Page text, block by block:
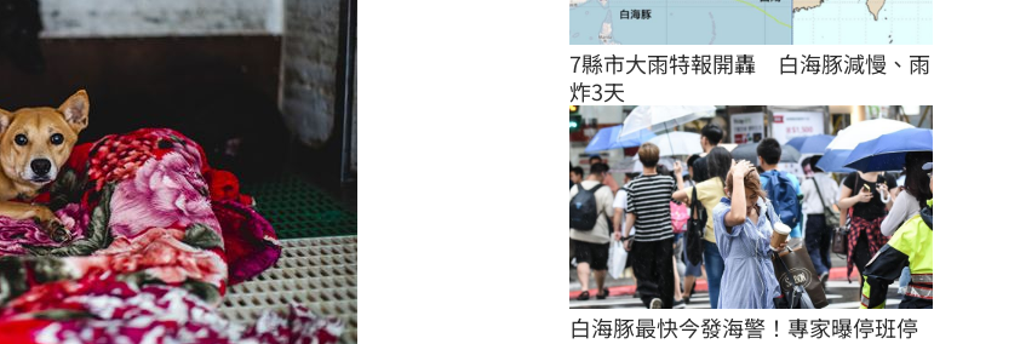
7縣市大雨特報開轟　白海豚減慢、雨
炸3天
白海豚最快今發海警！專家曝停班停